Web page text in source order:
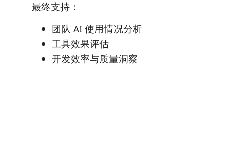
最终支持：
团队 AI 使用情况分析
工具效果评估
开发效率与质量洞察